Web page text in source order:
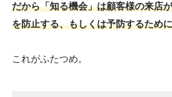
だから「知る機会」は顧客様の来店
を防止する、もしくは予防するため
これがふたつめ。